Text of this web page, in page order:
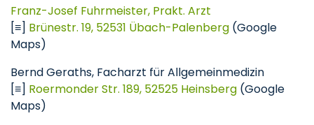
Franz-Josef Fuhrmeister, Prakt. Arzt
[≡] Brünestr. 19, 52531 Übach-Palenberg (Google
Maps)
Bernd Geraths, Facharzt für Allgemeinmedizin
[≡] Roermonder Str. 189, 52525 Heinsberg (Google
Maps)